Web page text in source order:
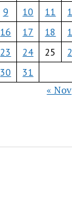
9
10 11
16
17 18
23
24 25
30
31
« Nov